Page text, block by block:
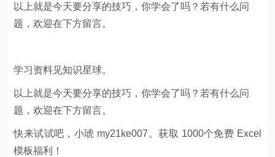
以上就是今天要分享的技巧，你学会了吗？若有什么问
题，欢迎在下方留言。
学习资料见知识星球。
以上就是今天要分享的技巧，你学会了吗？若有什么问
题，欢迎在下方留言。
快来试试吧，小琥 my21ke007。获取 1000个免费 Excel
模板福利​​​​！